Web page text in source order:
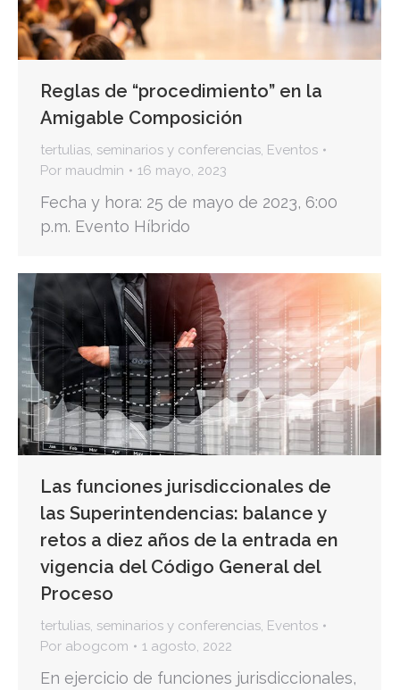
Reglas de “procedimiento” en la
Amigable Composición
tertulias, seminarios y conferencias Eventos
Por maudmin 16 mayo, 2023
Fecha y hora: 25 de mayo de 2023, 6:00
p.m. Evento Híbrido
Las funciones jurisdiccionales de
las Superintendencias: balance y
retos a diez años de la entrada en
vigencia del Código General del
Proceso
tertulias, seminarios y conferencias Eventos
Por abogcom 1 agosto, 2022
En ejercicio de funciones jurisdiccionales,